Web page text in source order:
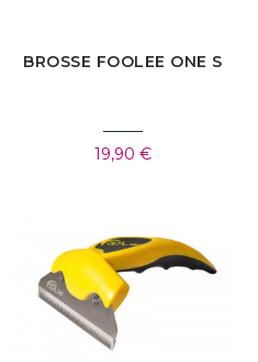
BROSSE FOOLEE ONE S
19,90 €